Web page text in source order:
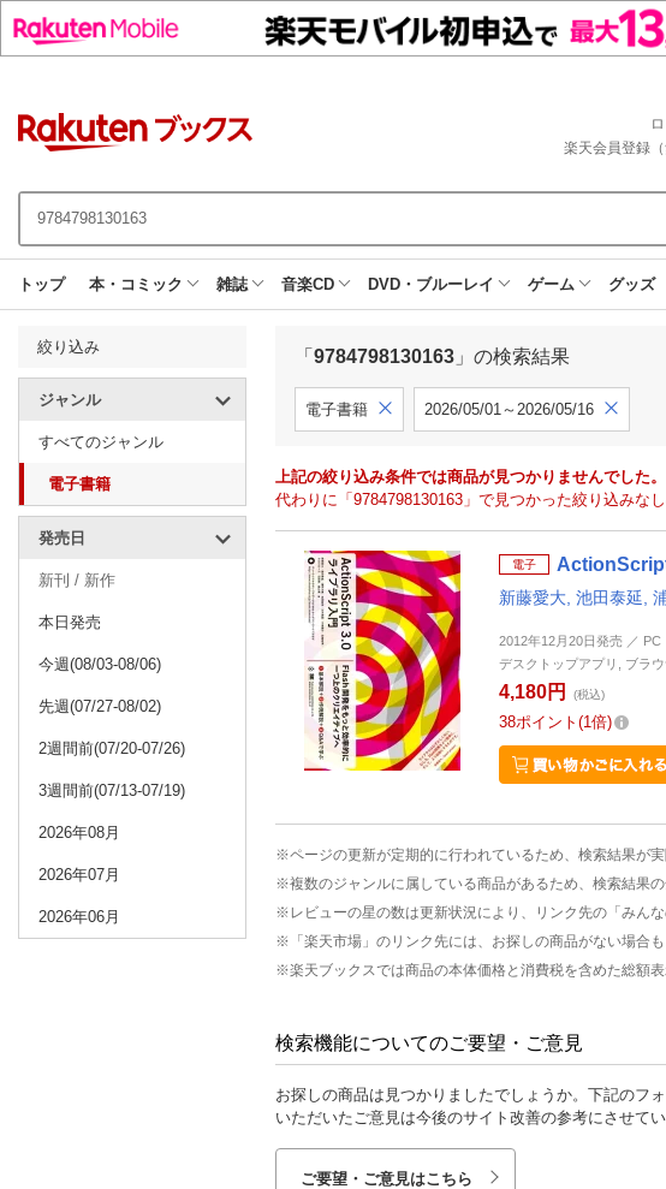
楽天会員登録（
トップ 本・コミック 雑誌 音楽CD DVD・ブルーレイ ゲーム グッズ
絞り込み
ジャンル
すべてのジャンル
電子書籍
発売日
新刊 / 新作
本日発売
今週(08/03-08/06)
先週(07/27-08/02)
2週間前(07/20-07/26)
3週間前(07/13-07/19)
2026年08月
2026年07月
2026年06月
「 9784798130163 」の検索結果
電子書籍 2026/05/01～2026/05/16
上記の絞り込み条件では商品が見つかりませんでした。
代わりに「9784798130163」で見つかった絞り込みな
電子
新藤愛大, 池田泰延,
2012年12月20日発売 ／
デスクトップアプリ, ブラ
4,180円 (税込)
38ポイント 1倍
※ページの更新が定期的に行われているため、検索結果が
※複数のジャンルに属している商品があるため、検索結果
※レビューの星の数は更新状況により、リンク先の「みん
※「楽天市場」のリンク先には、お探しの商品がない場合
※楽天ブックスでは商品の本体価格と消費税を含めた総額
検索機能についてのご要望・ご意見
お探しの商品は見つかりましたでしょうか。下記のフ
いただいたご意見は今後のサイト改善の参考にさせてい
ご要望・ご意見はこちら